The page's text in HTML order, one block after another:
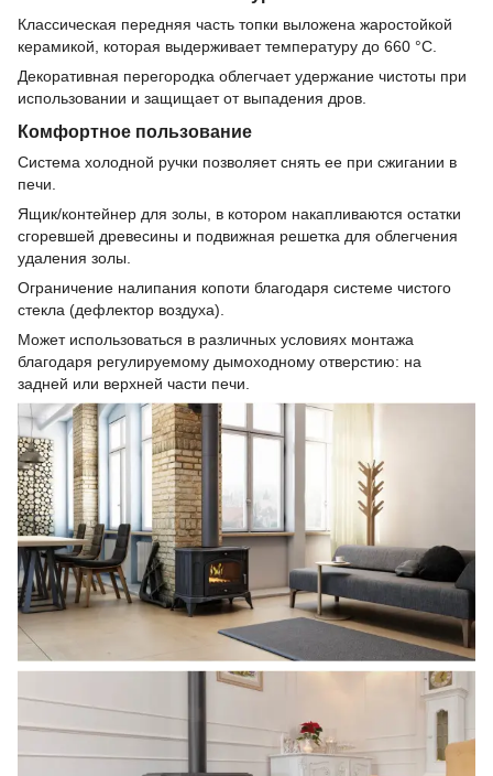
Классическая передняя часть топки выложена жаростойкой
керамикой, которая выдерживает температуру до 660 °C.
Декоративная перегородка облегчает удержание чистоты при
использовании и защищает от выпадения дров.
Комфортное пользование
Система холодной ручки позволяет снять ее при сжигании в
печи.
Ящик/контейнер для золы, в котором накапливаются остатки
сгоревшей древесины и подвижная решетка для облегчения
удаления золы.
Ограничение налипания копоти благодаря системе чистого
стекла (дефлектор воздуха).
Может использоваться в различных условиях монтажа
благодаря регулируемому дымоходному отверстию: на
задней или верхней части печи.